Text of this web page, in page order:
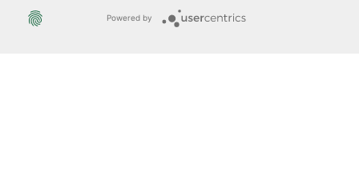
Powered by